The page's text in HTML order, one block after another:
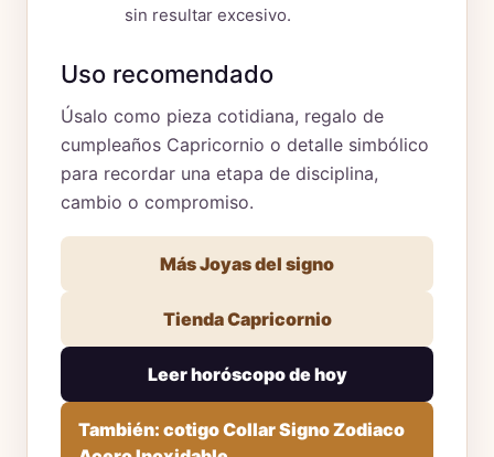
sin resultar excesivo.
Uso recomendado
Úsalo como pieza cotidiana, regalo de
cumpleaños Capricornio o detalle simbólico
para recordar una etapa de disciplina,
cambio o compromiso.
Más Joyas del signo
Tienda Capricornio
Leer horóscopo de hoy
También: cotigo Collar Signo Zodiaco